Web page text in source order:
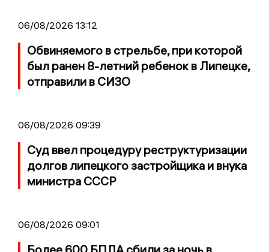
06/08/2026 13:12
Обвиняемого в стрельбе, при которой
был ранен 8-летний ребенок в Липецке,
отправили в СИЗО
06/08/2026 09:39
Суд ввел процедуру реструктуризации
долгов липецкого застройщика и внука
министра СССР
06/08/2026 09:01